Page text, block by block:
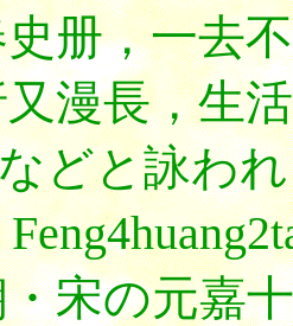
册，一去
漫長，生
どと詠わ
宋の元嘉